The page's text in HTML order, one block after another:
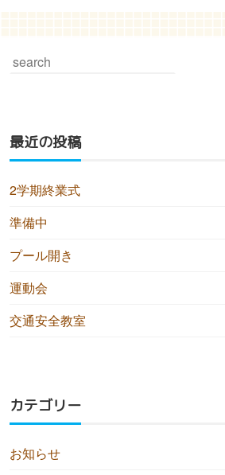
最近の投稿
2学期終業式
準備中
プール開き
運動会
交通安全教室
カテゴリー
お知らせ